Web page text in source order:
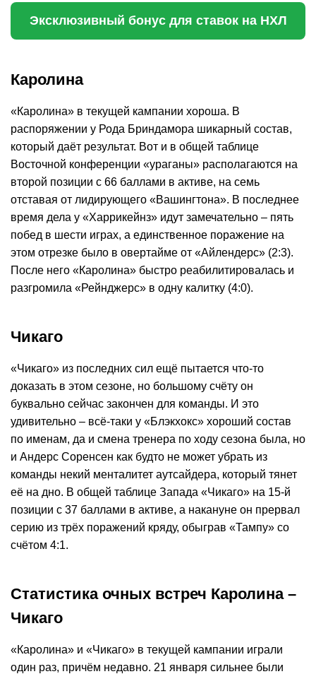
Эксклюзивный бонус для ставок на НХЛ
Каролина
«Каролина» в текущей кампании хороша. В
распоряжении у Рода Бриндамора шикарный состав,
который даёт результат. Вот и в общей таблице
Восточной конференции «ураганы» располагаются на
второй позиции с 66 баллами в активе, на семь
отставая от лидирующего «Вашингтона». В последнее
время дела у «Харрикейнз» идут замечательно – пять
побед в шести играх, а единственное поражение на
этом отрезке было в овертайме от «Айлендерс» (2:3).
После него «Каролина» быстро реабилитировалась и
разгромила «Рейнджерс» в одну калитку (4:0).
Чикаго
«Чикаго» из последних сил ещё пытается что-то
доказать в этом сезоне, но большому счёту он
буквально сейчас закончен для команды. И это
удивительно – всё-таки у «Блэкхокс» хороший состав
по именам, да и смена тренера по ходу сезона была, но
и Андерс Соренсен как будто не может убрать из
команды некий менталитет аутсайдера, который тянет
её на дно. В общей таблице Запада «Чикаго» на 15-й
позиции с 37 баллами в активе, а накануне он прервал
серию из трёх поражений кряду, обыграв «Тампу» со
счётом 4:1.
Статистика очных встреч Каролина –
Чикаго
«Каролина» и «Чикаго» в текущей кампании играли
один раз, причём недавно. 21 января сильнее были